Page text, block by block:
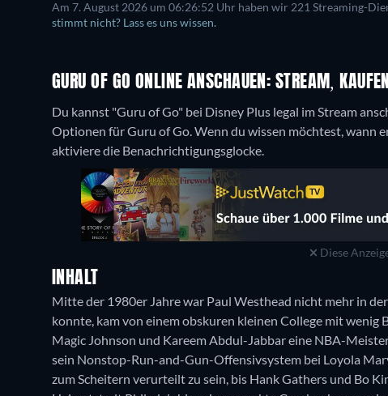
Am 7. August 2026 um 06:26:52 Uhr haben wir 221 Streaming-
stimmt nicht? Lass es uns wissen.
GURU OF GO ONLINE ANSCHAUEN: STREAM,
Du kannst "Guru of Go" bei Disney Plus legal im Stream
Optionen für Guru of Go. Wenn du wissen möchtest, wann
aktiviere die Benachrichtigungsglocke.
Diese
INHALT
Mitte der 1980er Jahre war Paul Westhead nicht mehr in
konnte, kam von einem obskuren kleinen College mit
Magic Johnson und Kareem Abdul-Jabbar eine NBA-
sein Nonstop-Run-and-Gun-Offensivsystem bei Loyola
zum Scheitern verurteilt zu sein, bis Hank Gathers und Bo